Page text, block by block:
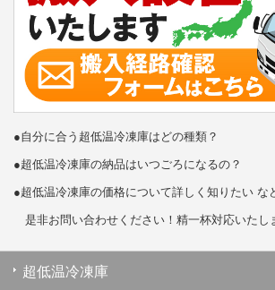
●自分に合う超低温冷凍庫はどの種類？
●超低温冷凍庫の納品はいつごろになるの？
●超低温冷凍庫の価格について詳しく知りたい な
是非お問い合わせください！精一杯対応いたし
超低温冷凍庫